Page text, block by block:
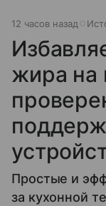
12 часов назад
жира на
Простые и
за кухонной